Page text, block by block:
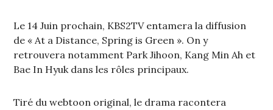
Le 14 Juin prochain, KBS2TV entamera la diffusion
de « At a Distance, Spring is Green ». On y
retrouvera notamment Park Jihoon, Kang Min Ah et
Bae In Hyuk dans les rôles principaux.
Tiré du webtoon original, le drama racontera